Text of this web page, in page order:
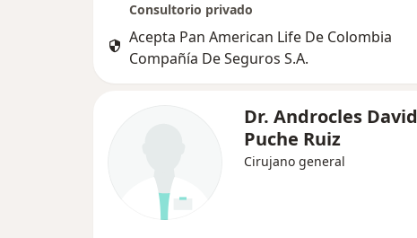
Consultorio privado
Acepta Pan American Life De Colombia
Compañía De Seguros S.A.
Dr. Androcles David
Puche Ruiz
Cirujano general